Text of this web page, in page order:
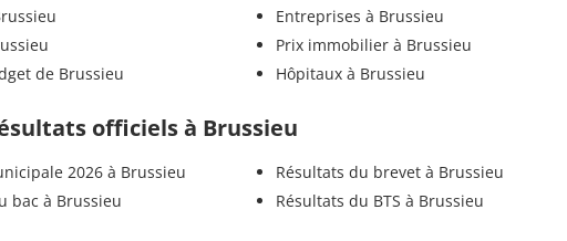
de Brussieu
Entreprises à Brussieu
Prix immobilier à Brussieu
Hôpitaux à Brussieu
officiels à Brussieu
2026 à Brussieu
bac à Brussieu
Résultats du brevet à Brussieu
Résultats du BTS à Brussieu